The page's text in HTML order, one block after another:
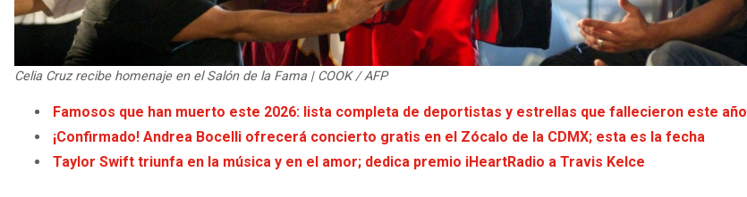
Celia Cruz recibe homenaje en el Salón de la Fama | COOK / AFP
Famosos que han muerto este 2026: lista completa de deportistas y estrellas que fallecieron este año
¡Confirmado! Andrea Bocelli ofrecerá concierto gratis en el Zócalo de la CDMX; esta es la fecha
Taylor Swift triunfa en la música y en el amor; dedica premio iHeartRadio a Travis Kelce